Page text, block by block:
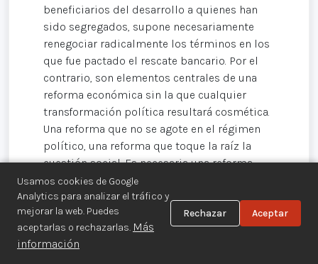
Usamos cookies de Google
Analytics para analizar el tráfico y
mejorar la web. Puedes
aceptarlas o rechazarlas. Más
información
Rechazar Aceptar
beneficiarios del desarrollo a quienes han
sido segregados, supone necesariamente
renegociar radicalmente los términos en los
que fue pactado el rescate bancario. Por el
contrario, son elementos centrales de una
reforma económica sin la que cualquier
transformación política resultará cosmética.
Una reforma que no se agote en el régimen
político, una reforma que toque la raíz la
cuestión social. Es necesaria una reforma
verdadera que establezca nuevas bases en la
relación entre el Estado y los indios.
Modificar la Constitución añadir al principio
de los ciudadanos el de los pueblos
originarios.